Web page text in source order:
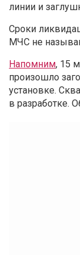
линии и
Сроки
МЧС не
Напомним, 15
произошло
установке.
в разработке.